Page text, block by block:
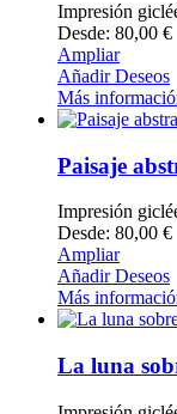
Impresión
Desde: 80,00 €
Ampliar
Añadir Deseos
Más
Paisaje
Impresión
Desde: 80,00 €
Ampliar
Añadir Deseos
Más
La luna